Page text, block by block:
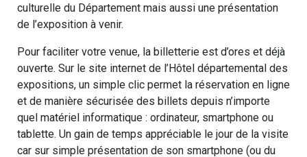
culturelle du Département mais aussi une présentation
de l’exposition à venir.
Pour faciliter votre venue, la billetterie est d’ores et déjà
ouverte. Sur le site internet de l’Hôtel départemental des
expositions, un simple clic permet la réservation en ligne
et de manière sécurisée des billets depuis n’importe
quel matériel informatique : ordinateur, smartphone ou
tablette. Un gain de temps appréciable le jour de la visite
car sur simple présentation de son smartphone (ou du